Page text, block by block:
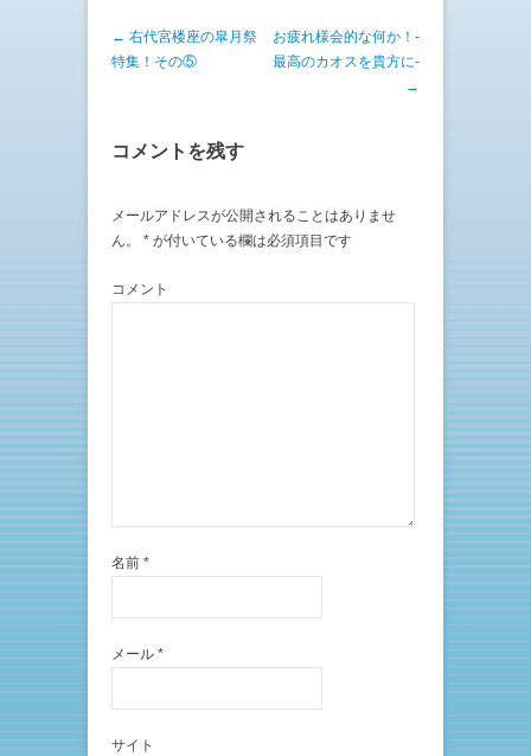
投稿ナビゲーション
← 右代宮楼座の皐月祭
特集！その⑤
お疲れ様会的な何か！-
最高のカオスを貴方に-
→
コメントを残す
メールアドレスが公開されることはありませ
ん。
* が付いている欄は必須項目です
コメント
名前 *
メール *
サイト